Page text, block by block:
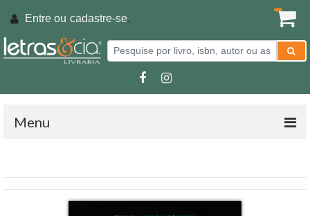
Entre ou cadastre-se.
Menu